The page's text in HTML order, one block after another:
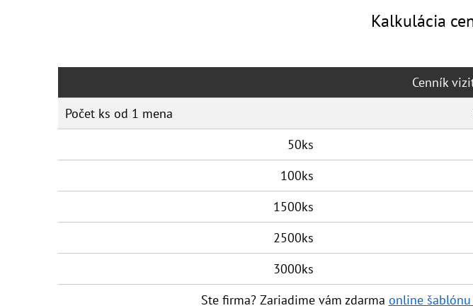
Kalkulácia
Cenník
Počet ks od 1 mena
50ks
100ks
1500ks
2500ks
3000ks
Ste firma? Zariadime vám zdarma online